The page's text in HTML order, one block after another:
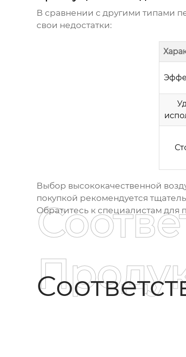
В сравнении с другими типами
свои недостатки:
Выбор высококачественной
покупкой рекомендуется
Обратитесь к специалистам